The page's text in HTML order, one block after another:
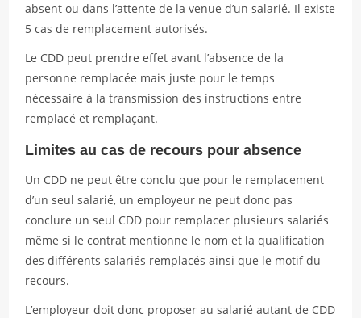
absent ou dans l’attente de la venue d’un salarié. Il existe
5 cas de remplacement autorisés.
Le CDD peut prendre effet avant l’absence de la
personne remplacée mais juste pour le temps
nécessaire à la transmission des instructions entre
remplacé et remplaçant.
Limites au cas de recours pour absence
Un CDD ne peut être conclu que pour le remplacement
d’un seul salarié, un employeur ne peut donc pas
conclure un seul CDD pour remplacer plusieurs salariés
même si le contrat mentionne le nom et la qualification
des différents salariés remplacés ainsi que le motif du
recours.
L’employeur doit donc proposer au salarié autant de CDD